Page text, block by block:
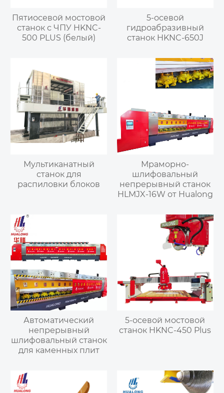
Пятиосевой мостовой
станок с ЧПУ HKNC-
500 PLUS (белый)
5-осевой
гидроабразивный
станок HKNC-650J
Мультиканатный
станок для
распиловки блоков
Мраморно-
шлифовальный
непрерывный станок
HLMJX-16W от Hualong
Автоматический
непрерывный
шлифовальный станок
для каменных плит
5-осевой мостовой
станок HKNC-450 Plus